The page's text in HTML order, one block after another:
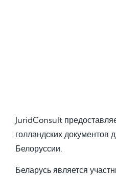
JuridConsult
голландских документов
Белоруссии.
Беларусь является